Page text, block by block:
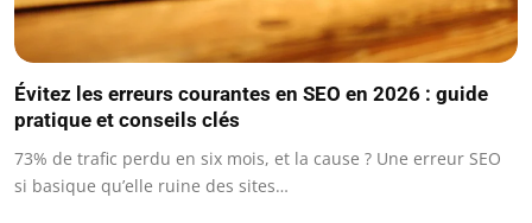
Évitez les erreurs courantes en SEO en 2026 : guide
pratique et conseils clés
73% de trafic perdu en six mois, et la cause ? Une erreur SEO
si basique qu’elle ruine des sites…